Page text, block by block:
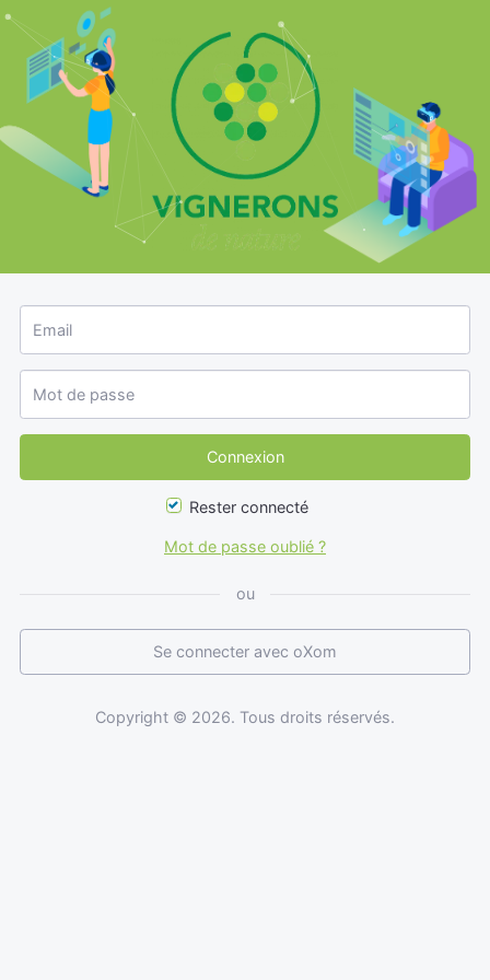
Email
Mot de passe
Connexion
Rester connecté
Mot de passe oublié ?
ou
Se connecter avec oXom
Copyright © 2026. Tous droits réservés.